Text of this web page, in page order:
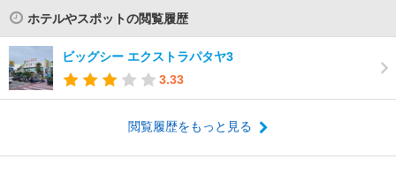
ホテルやスポットの閲覧履歴
ビッグシー エクストラパタヤ3
3.33
閲覧履歴をもっと見る